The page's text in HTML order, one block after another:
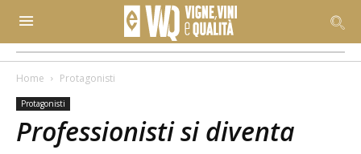
Home Protagonisti
Protagonisti
Professionisti si diventa